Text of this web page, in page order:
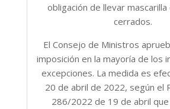
obligación de llevar
cerrados.
El Consejo de Ministros
imposición en la mayoría de los
excepciones. La medida es
20 de abril de 2022, según el
286/2022 de 19 de abril